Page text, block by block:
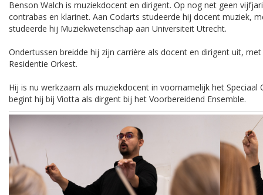
Benson Walch is muziekdocent en dirigent. Op nog net geen
contrabas en klarinet. Aan Codarts studeerde hij docent muziek,
studeerde hij Muziekwetenschap aan Universiteit Utrecht.
Ondertussen breidde hij zijn carrière als docent en dirigent uit,
Residentie Orkest.
Hij is nu werkzaam als muziekdocent in voornamelijk het
begint hij bij Viotta als dirgent bij het Voorbereidend Ensemble.